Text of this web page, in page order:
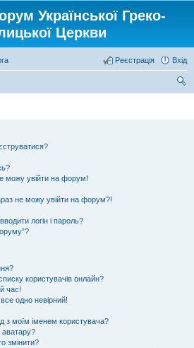
Української Греко-
Церкви
Вхід
Реєстрація
можу увійти на форум!
не можу увійти на форум?!
логін і пароль?
користувачів онлайн?
час!
одно невірний!
з моїм іменем користувача?
аватару?
змінити?